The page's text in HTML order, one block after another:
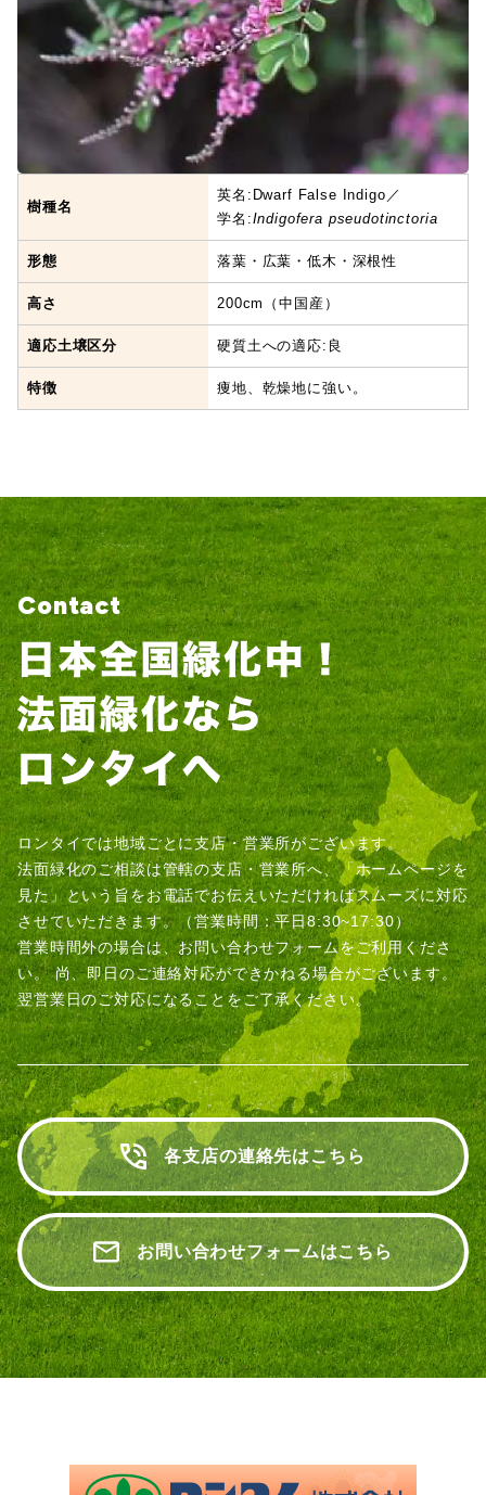
樹種名
英名:Dwarf False Indigo／
学名:Indigofera pseudotinctoria
形態 落葉・広葉・低木・深根性
高さ 200cm（中国産）
適応土壌区分 硬質土への適応:良
特徴 痩地、乾燥地に強い。
Contact
ロンタイでは地域ごとに支店・営業所がございます。
法面緑化のご相談は管轄の支店・営業所へ、「ホームページを
見た」という旨をお電話でお伝えいただければスムーズに対応
させていただきます。（営業時間：平日8:30~17:30）
営業時間外の場合は、お問い合わせフォームをご利用くださ
い。尚、即日のご連絡対応ができかねる場合がございます。
翌営業日のご対応になることをご了承ください。
各支店の連絡先はこちら
お問い合わせフォームはこちら